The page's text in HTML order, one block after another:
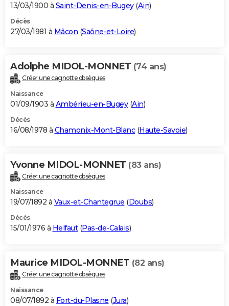
13/03/1900 à Saint-Denis-en-Bugey(Ain)
Décès
27/03/1981 à Mâcon (Saône-et-Loire)
Adolphe MIDOL-MONNET (74 ans)
Créer une cagnotte obsèques
Naissance
01/09/1903 à Ambérieu-en-Bugey(Ain)
Décès
16/08/1978 à Chamonix-Mont-Blanc(Haute-Savoie)
Yvonne MIDOL-MONNET (83 ans)
Créer une cagnotte obsèques
Naissance
19/07/1892 à Vaux-et-Chantegrue (Doubs)
Décès
15/01/1976 à Helfaut(Pas-de-Calais)
Maurice MIDOL-MONNET (82 ans)
Créer une cagnotte obsèques
Naissance
08/07/1892 à Fort-du-Plasne (Jura)